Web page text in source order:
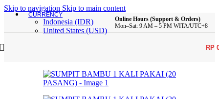
Skip to navigation Skip to main content
CURRENCY
Indonesia (IDR)
United States (USD)
Online Hours (Support & Orders)
Mon–Sat: 9 AM – 5 PM WITA/UTC+8
RP